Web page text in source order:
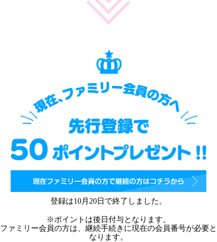
登録は10月20日で終了しました。
※ポイントは後日付与となります。
ファミリー会員の方は、継続手続きに現在の会員番号が必要と
なります。